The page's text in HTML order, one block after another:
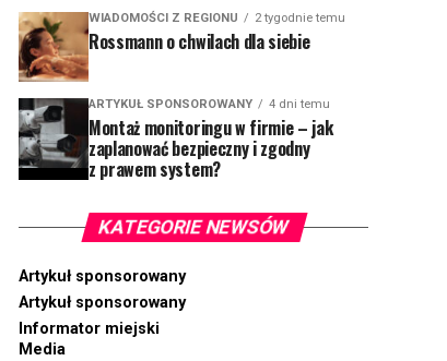
WIADOMOŚCI Z REGIONU 2 tygodnie temu
Rossmann o chwilach dla siebie
ARTYKUŁ SPONSOROWANY 4 dni temu
Montaż monitoringu w firmie – jak
zaplanować bezpieczny i zgodny
z prawem system?
KATEGORIE NEWSÓW
Artykuł sponsorowany
Artykuł sponsorowany
Informator miejski
Media